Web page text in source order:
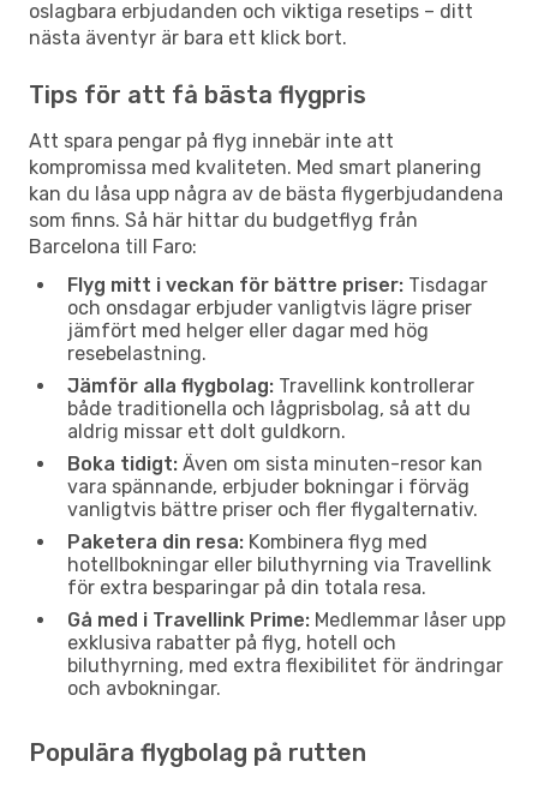
oslagbara erbjudanden och viktiga resetips – ditt
nästa äventyr är bara ett klick bort.
Tips för att få bästa flygpris
Att spara pengar på flyg innebär inte att
kompromissa med kvaliteten. Med smart planering
kan du låsa upp några av de bästa flygerbjudandena
som finns. Så här hittar du budgetflyg från
Barcelona till Faro:
Flyg mitt i veckan för bättre priser: Tisdagar
och onsdagar erbjuder vanligtvis lägre priser
jämfört med helger eller dagar med hög
resebelastning.
Jämför alla flygbolag: Travellink kontrollerar
både traditionella och lågprisbolag, så att du
aldrig missar ett dolt guldkorn.
Boka tidigt: Även om sista minuten-resor kan
vara spännande, erbjuder bokningar i förväg
vanligtvis bättre priser och fler flygalternativ.
Paketera din resa: Kombinera flyg med
hotellbokningar eller biluthyrning via Travellink
för extra besparingar på din totala resa.
Gå med i Travellink Prime: Medlemmar låser upp
exklusiva rabatter på flyg, hotell och
biluthyrning, med extra flexibilitet för ändringar
och avbokningar.
Populära flygbolag på rutten